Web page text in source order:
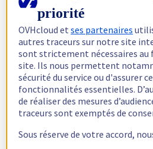
d'ailleurs).
Message d'erreur comme quoi il y a
J'ai le problème depuis vendredi
A noter, aucun changement de mon
problème vient d'ovh,
Je reçois les mails,
Ticket ouvert sans réponse depuis
Merci d'avance ça impacte très
priorité
OVHcloud etses partenaires
autres traceurs sur notre site
sont strictement nécessaires
site. Ils nous permettent
sécurité du service ou d'assurer
fonctionnalités essentielles.
de réaliser des mesures
traceurs sont exemptés de
Sous réserve de votre accord,